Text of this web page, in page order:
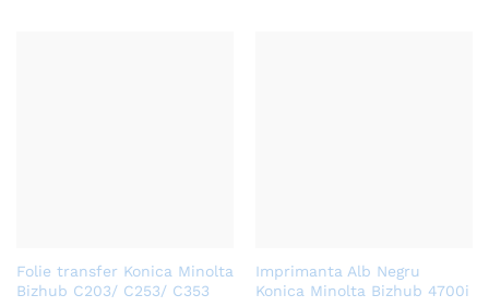
Folie transfer Konica Minolta
Bizhub C203/ C253/ C353
Imprimanta Alb Negru
Konica Minolta Bizhub 4700i